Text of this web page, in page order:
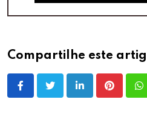
Compartilhe este
LinkedInPinterest